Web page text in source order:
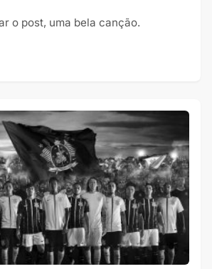
o post, uma bela canção.